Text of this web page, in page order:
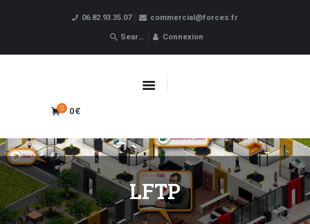
06.82.93.35.07 commercial@forces.fr
Connexion
0€
0
LFTP
Forces
FORMATIONS PRO
OBLIGATOIRES
LIVRE D’OR
BOUTIQUE